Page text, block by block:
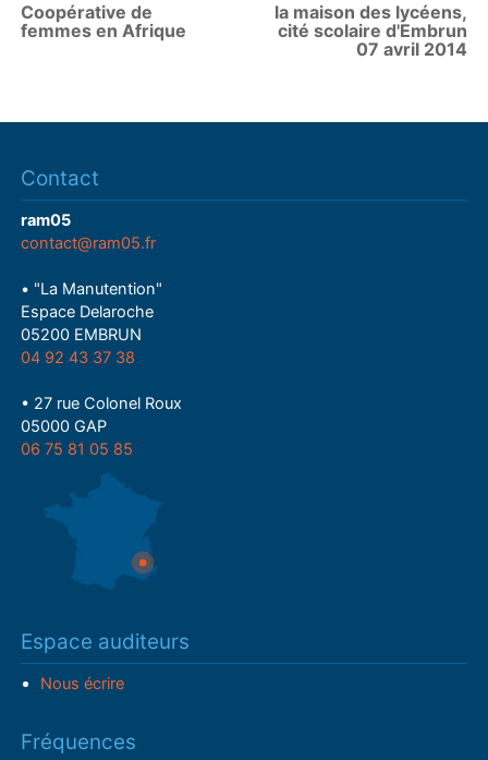
Coopérative de
femmes en Afrique
la maison des lycéens,
cité scolaire d'Embrun
07 avril 2014
Contact
ram05
contact@ram05.fr
• "La Manutention"
Espace Delaroche
05200 EMBRUN
04 92 43 37 38
• 27 rue Colonel Roux
05000 GAP
06 75 81 05 85
Espace auditeurs
Nous écrire
Fréquences